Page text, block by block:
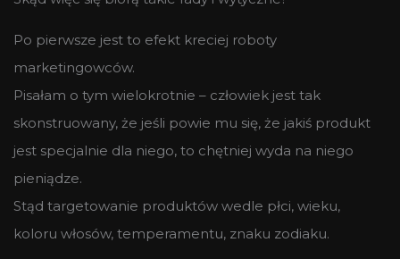
Po pierwsze jest to efekt kreciej roboty
marketingowców.
Pisałam o tym wielokrotnie – człowiek jest tak
skonstruowany, że jeśli powie mu się, że jakiś produkt
jest specjalnie dla niego, to chętniej wyda na niego
pieniądze.
Stąd targetowanie produktów wedle płci, wieku,
koloru włosów, temperamentu, znaku zodiaku.